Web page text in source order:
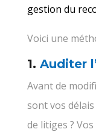
gestion du
Voici une
1. Auditer
Avant de
sont vos
de litiges ?